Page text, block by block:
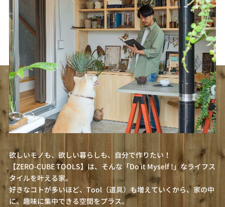
欲しいモノも、欲しい暮らしも、自分で作りたい！
【ZERO-CUBE TOOLS】は、そんな「Do it Myself !」なライフス
タイルを叶える家。
好きなコトが多いほど、Tool（道具）も増えていくから、家の中
に、趣味に集中できる空間をプラス。